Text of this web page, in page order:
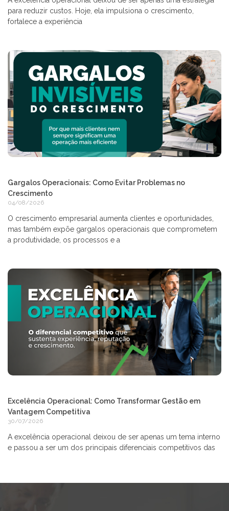
para reduzir custos. Hoje, ela impulsiona o crescimento,
fortalece a experiência
Gargalos Operacionais: Como Evitar Problemas no
Crescimento
04/08/2026
O crescimento empresarial aumenta clientes e oportunidades,
mas também expõe gargalos operacionais que comprometem
a produtividade, os processos e a
Excelência Operacional: Como Transformar Gestão em
Vantagem Competitiva
30/07/2026
A excelência operacional deixou de ser apenas um tema interno
e passou a ser um dos principais diferenciais competitivos das